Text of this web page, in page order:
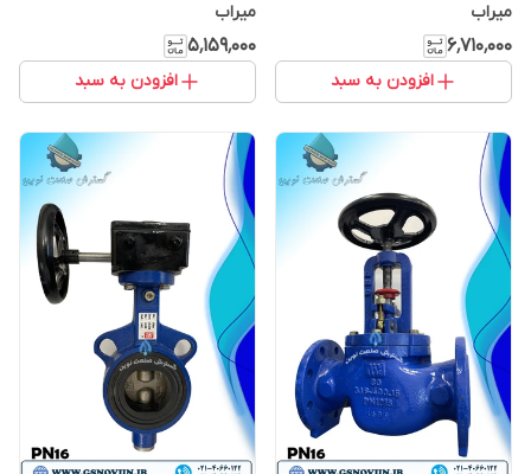
میراب
۶٬۷۱۰٬۰۰۰
افزودن به سبد
میراب
۵٬۱۵۹٬۰۰۰
افزودن به سبد